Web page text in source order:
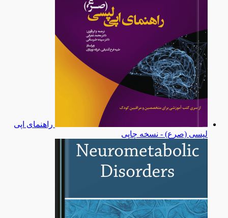
راهنمای اپی
لپسی (صرع) - نسخه چاپی